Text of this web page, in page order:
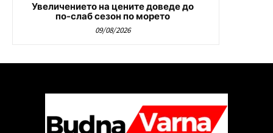
Увеличението на цените доведе до
по-слаб сезон по морето
09/08/2026